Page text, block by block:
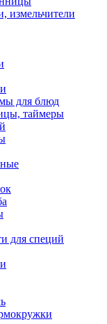
измельчители
для блюд
таймеры
для специй